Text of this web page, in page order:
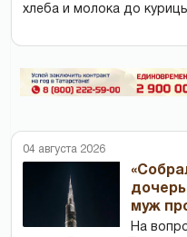
хлеба и молока до
04 августа 2026
муж
На